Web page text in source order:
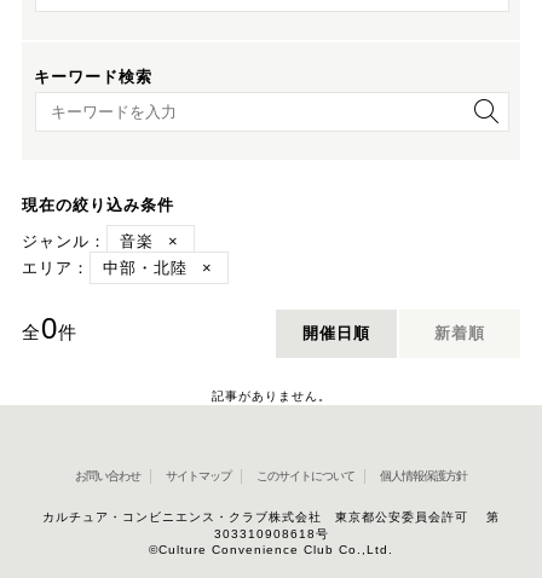
キーワード検索
キーワード検索
現在の絞り込み条件
ジャンル：
音楽
×
エリア：
中部・北陸 ×
全0件 開催日順 新着順
記事がありません。
お問い合わせ サイトマップ このサイトについて 個人情報保護方針
カルチュア・コンビニエンス・クラブ株式会社 東京都公安委員会許可 第
303310908618号
©Culture Convenience Club Co.,Ltd.